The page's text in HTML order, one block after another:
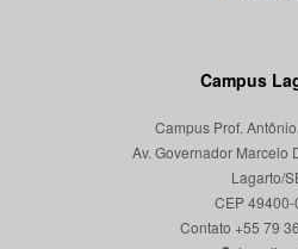
Campus
Campus Prof.
Av. Governador Marcelo
Lagarto/
CEP 49400-